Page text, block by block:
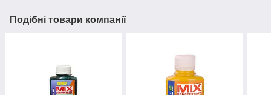
Подібні товари компанії